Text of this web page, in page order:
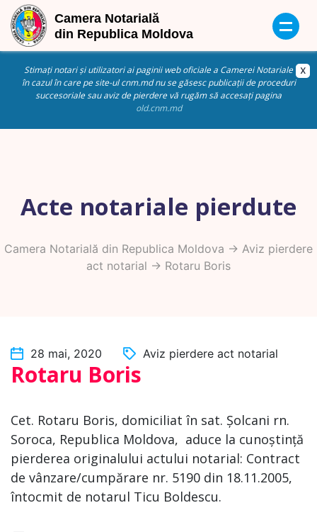
Stimați notari și utilizatori ai paginii web oficiale a Camerei Notariale
în cazul în care pe site-ul cnm.md nu se găsesc publicații de proceduri
succesoriale sau aviz de pierdere vă rugăm să accesați pagina
old.cnm.md
Acte notariale pierdute
Camera Notarială din Republica Moldova -> Aviz pierdere
act notarial -> Rotaru Boris
28 mai, 2020 Aviz pierdere act notarial
Rotaru Boris
Cet. Rotaru Boris, domiciliat în sat. Șolcani rn.
Soroca, Republica Moldova, aduce la cunoștință
pierderea originalului actului notarial: Contract
de vânzare/cumpărare nr. 5190 din 18.11.2005,
întocmit de notarul Ticu Boldescu.